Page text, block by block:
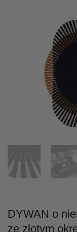
DYWAN o
ze złotym